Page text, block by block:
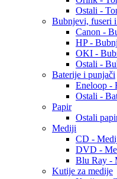
Ostali -
Bubnjevi, fuseri
Canon -
HP -
OKI -
Ostali -
Baterije i punjači
Eneloop -
Ostali -
Papir
Ostali
Mediji
CD -
DVD -
Blu Ray -
Kutije za medije